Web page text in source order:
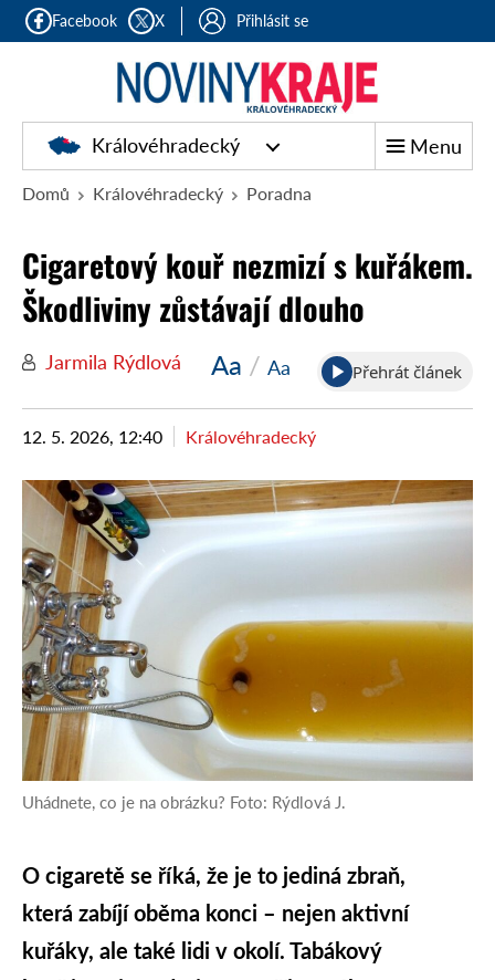
Facebook X Přihlásit se
Královéhradecký Menu
Domů Královéhradecký Poradna
Cigaretový kouř nezmizí s kuřákem.
Škodliviny zůstávají dlouho
Jarmila Rýdlová Aa / Aa Přehrát článek
12. 5. 2026, 12:40 Královéhradecký
Uhádnete, co je na obrázku? Foto: Rýdlová J.
O cigaretě se říká, že je to jediná zbraň,
která zabíjí oběma konci – nejen aktivní
kuřáky, ale také lidi v okolí. Tabákový